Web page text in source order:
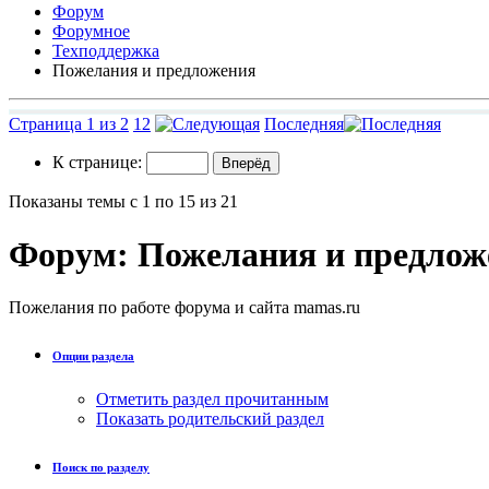
Форум
Форумное
Техподдержка
Пожелания и предложения
Страница 1 из 2 1 2 Последняя
К странице:
Показаны темы с 1 по 15 из 21
Форум: Пожелания и
Пожелания по работе форума и сайта mamas.ru
Опции раздела
Отметить раздел прочитанным
Показать родительский раздел
Поиск по разделу